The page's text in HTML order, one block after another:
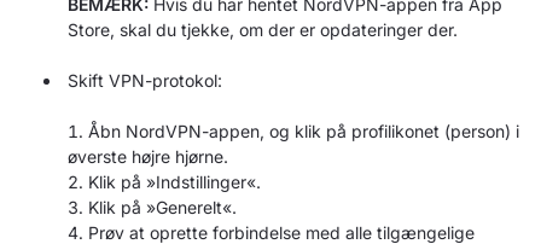
BEMÆRK: Hvis du har hentet NordVPN-appen fra App
Store, skal du tjekke, om der er opdateringer der.
Skift VPN-protokol:
Åbn NordVPN-appen, og klik på profilikonet (person) i
øverste højre hjørne.
Klik på »Indstillinger«.
Klik på »Generelt«.
Prøv at oprette forbindelse med alle tilgængelige